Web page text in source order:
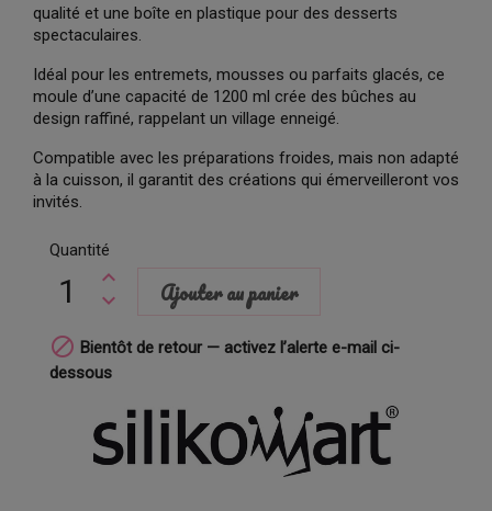
qualité et une boîte en plastique pour des desserts
spectaculaires.
Idéal pour les entremets, mousses ou parfaits glacés, ce
moule d’une capacité de 1200 ml crée des bûches au
design raffiné, rappelant un village enneigé.
Compatible avec les préparations froides, mais non adapté
à la cuisson, il garantit des créations qui émerveilleront vos
invités.
Quantité
Ajouter au panier
 Bientôt de retour — activez l’alerte e-mail ci-
dessous